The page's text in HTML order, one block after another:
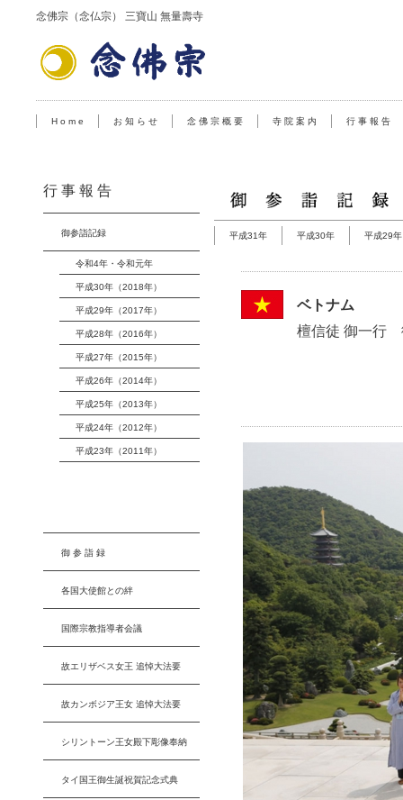
念佛宗（念仏宗） 三寶山 無量壽寺
H o m e お 知 ら せ 念 佛 宗 概 要 寺 院 案 内 行 事 報 告
平成31年 平成30年 平成29年
ベトナム
檀信徒 御一行
行 事 報 告
御参詣記録
令和4年・令和元年
平成30年（2018年）
平成29年（2017年）
平成28年（2016年）
平成27年（2015年）
平成26年（2014年）
平成25年（2013年）
平成24年（2012年）
平成23年（2011年）
御 参 詣 録
各国大使館との絆
国際宗教指導者会議
故エリザベス女王 追悼大法要
故カンボジア王女 追悼大法要
シリントーン王女殿下彫像奉納
タイ国王御生誕祝賀記念式典